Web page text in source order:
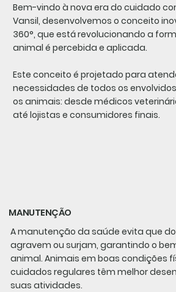
Bem-vindo à nova era do cuidado
Vansil, desenvolvemos o conceito
360°, que está revolucionando a
animal é percebida e aplicada.
Este conceito é projetado para
necessidades de todos os
os animais: desde médicos
até lojistas e consumidores finais.
MANUTENÇÃO
A manutenção da saúde evita que
agravem ou surjam, garantindo o
animal. Animais em boas condições
cuidados regulares têm melhor
suas atividades.